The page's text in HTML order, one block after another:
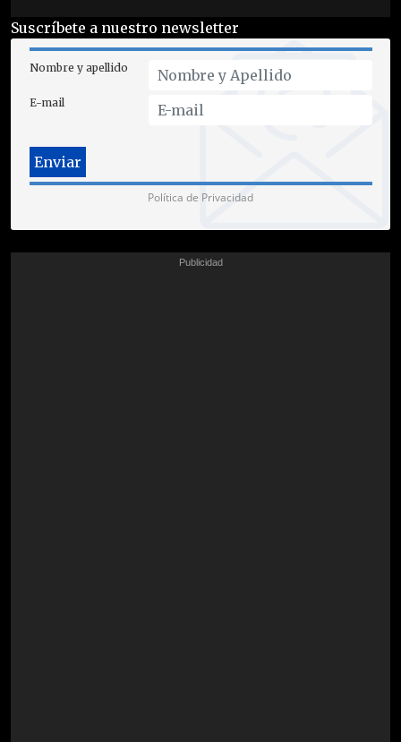
Suscríbete a nuestro newsletter
Nombre y apellido
E-mail
Política de Privacidad